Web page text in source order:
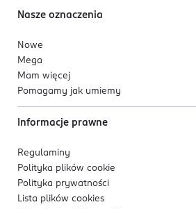
Nasze oznaczenia
Nowe
Mega
Mam więcej
Pomagamy jak umiemy
Informacje prawne
Regulaminy
Polityka plików cookie
Polityka prywatności
Lista plików cookies